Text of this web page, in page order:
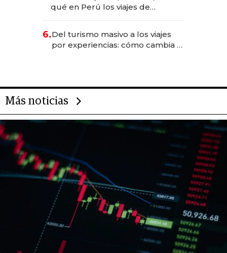
qué en Perú los viajes de
transformadoras
6.Del turismo masivo a los viajes
por experiencias: cómo cambia el
Más noticias